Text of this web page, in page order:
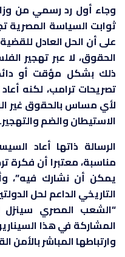
وجاء أول رد رسمي من
ثوابت السياسة المصرية
على أن الحل العادل
الحقوق، لا عبر تهجير
ذلك بشكل مؤقت أو
تصريحات ترامب، لكنه
لأي مساس بالحقوق غير
الاستيطان والضم والتهجير.
الرسالة ذاتها أعاد
مناسبة، معتبرا أن فكرة
يمكن أن نشارك فيه”،
التاريخي الداعم لحل
“الشعب المصري سينزل
المشاركة في هذا
وارتباطها المباشر بالأمن